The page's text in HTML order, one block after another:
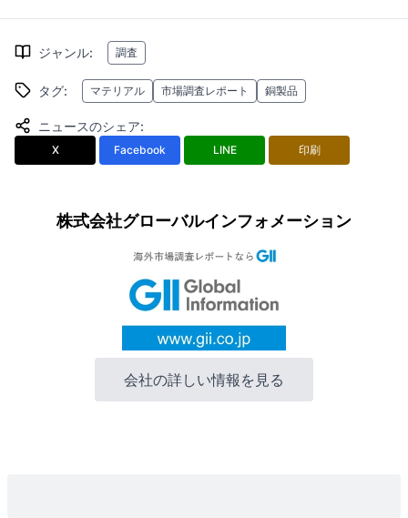
ジャンル: 調査
タグ: マテリアル 市場調査レポート 銅製品
ニュースのシェア:
X Facebook LINE 印刷
株式会社グローバルインフォメーション
会社の詳しい情報を見る